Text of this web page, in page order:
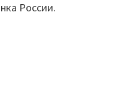
России.